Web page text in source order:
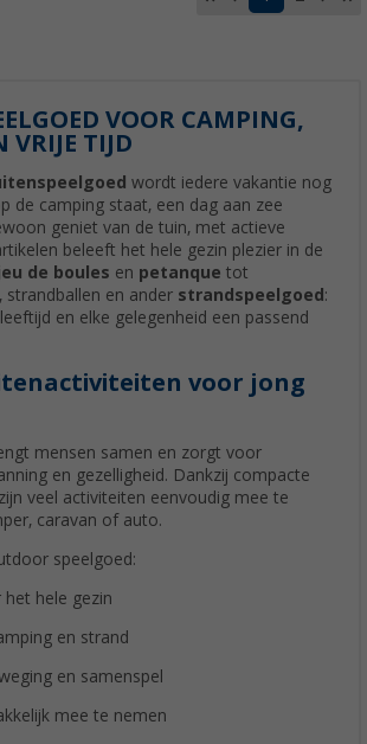
VOOR CAMPING,
VRIJE TIJD
wordt iedere vakantie nog
de camping staat, een dag aan zee
geniet van de tuin, met actieve
beleeft het hele gezin plezier in de
de boules en petanque tot
, strandballen en ander strandspeelgoed :
en elke gelegenheid een passend
voor jong
mensen samen en zorgt voor
en gezelligheid. Dankzij compacte
veel activiteiten eenvoudig mee te
caravan of auto.
speelgoed:
het hele gezin
en strand
en samenspel
mee te nemen